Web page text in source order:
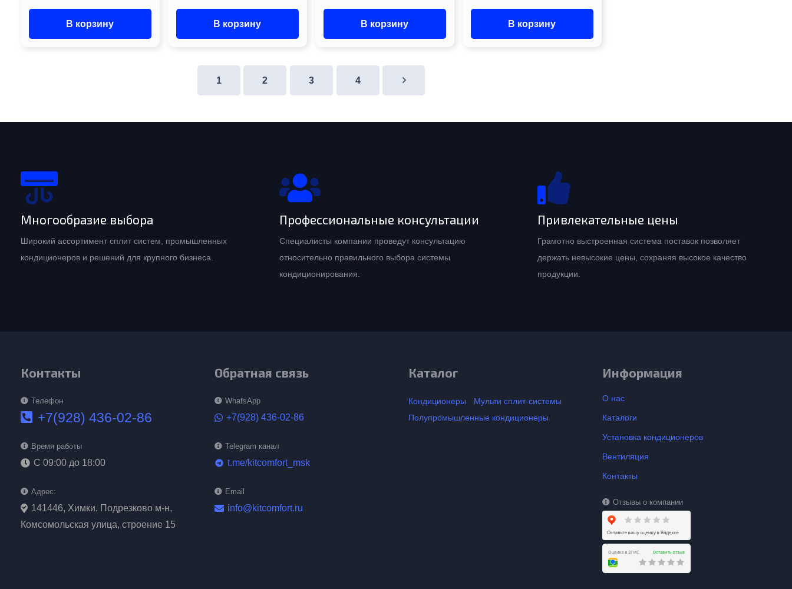
В корзину В корзину В корзину В корзину
1 2 3 4
Многообразие выбора
Широкий ассортимент сплит систем, промышленных
кондиционеров и решений для крупного бизнеса.
Профессиональные консультации
Специалисты компании проведут консультацию
относительно правильного выбора системы
кондиционирования.
Привлекательные цены
Грамотно выстроенная система поставок позволяет
держать невысокие цены, сохраняя высокое качество
продукции.
Контакты
Телефон
+7(928) 436-02-86
Время работы
С 09:00 до 18:00
Адрес:
141446, Химки, Подрезково м-н,
Комсомольская улица, строение 15
Обратная связь
WhatsApp
+7(928) 436-02-86
Telegram канал
telegram t.me/kitcomfort_msk
Email
info@kitcomfort.ru
Каталог
Кондиционеры
Мульти сплит-системы
Полупромышленные кондиционеры
Информация
О нас
Каталоги
Установка кондиционеров
Вентиляция
Контакты
Отзывы о компании